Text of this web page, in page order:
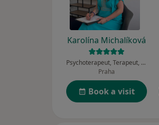
Karolína Michalíková
Psychoterapeut, Terapeut, Kouč
Praha
Book a visit